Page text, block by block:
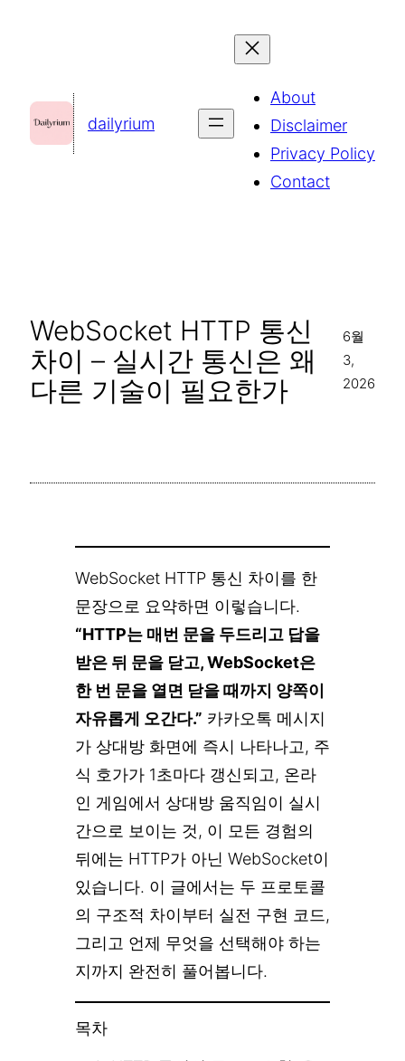
dailyrium
About
Disclaimer
Privacy Policy
Contact
WebSocket HTTP 통신
차이 – 실시간 통신은 왜
다른 기술이 필요한가
6월
3,
2026
WebSocket HTTP 통신 차이를 한
문장으로 요약하면 이렇습니다.
“HTTP는 매번 문을 두드리고 답을
받은 뒤 문을 닫고, WebSocket은
한 번 문을 열면 닫을 때까지 양쪽이
자유롭게 오간다.” 카카오톡 메시지
가 상대방 화면에 즉시 나타나고, 주
식 호가가 1초마다 갱신되고, 온라
인 게임에서 상대방 움직임이 실시
간으로 보이는 것, 이 모든 경험의
뒤에는 HTTP가 아닌 WebSocket이
있습니다. 이 글에서는 두 프로토콜
의 구조적 차이부터 실전 구현 코드,
그리고 언제 무엇을 선택해야 하는
지까지 완전히 풀어봅니다.
목차